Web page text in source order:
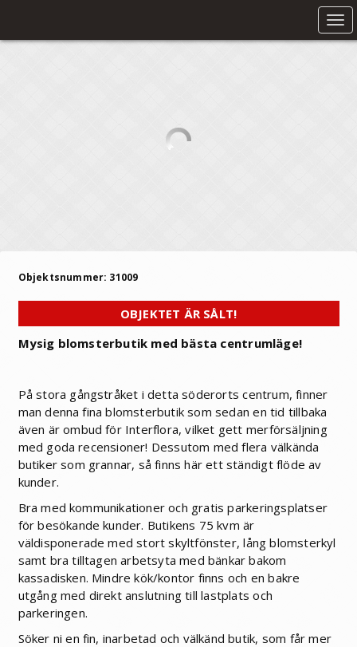
Objektsnummer: 31009
OBJEKTET ÄR SÅLT!
Mysig blomsterbutik med bästa centrumläge!
På stora gångstråket i detta söderorts centrum, finner
man denna fina blomsterbutik som sedan en tid tillbaka
även är ombud för Interflora, vilket gett merförsäljning
med goda recensioner! Dessutom med flera välkända
butiker som grannar, så finns här ett ständigt flöde av
kunder.
Bra med kommunikationer och gratis parkeringsplatser
för besökande kunder. Butikens 75 kvm är
väldisponerade med stort skyltfönster, lång blomsterkyl
samt bra tilltagen arbetsyta med bänkar bakom
kassadisken. Mindre kök/kontor finns och en bakre
utgång med direkt anslutning till lastplats och
parkeringen.
Söker ni en fin, inarbetad och välkänd butik, som får mer